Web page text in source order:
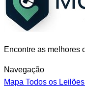
Encontre as melhores
Navegação
Mapa Todos os Leilões